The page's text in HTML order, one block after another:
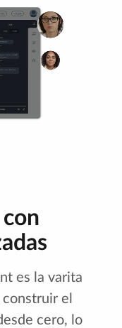
es la varita
el
cero, lo